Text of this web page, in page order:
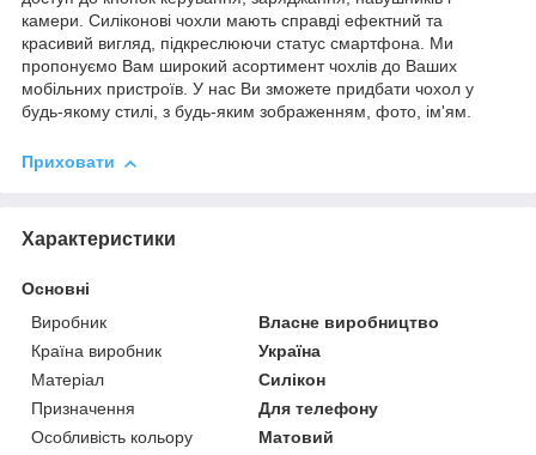
камери. Силіконові чохли мають справді ефектний та
красивий вигляд, підкреслюючи статус смартфона. Ми
пропонуємо Вам широкий асортимент чохлів до Ваших
мобільних пристроїв. У нас Ви зможете придбати чохол у
будь-якому стилі, з будь-яким зображенням, фото, ім'ям.
Приховати
Характеристики
Основні
Виробник
Власне виробництво
Країна виробник
Україна
Матеріал
Силікон
Призначення
Для телефону
Особливість кольору
Матовий